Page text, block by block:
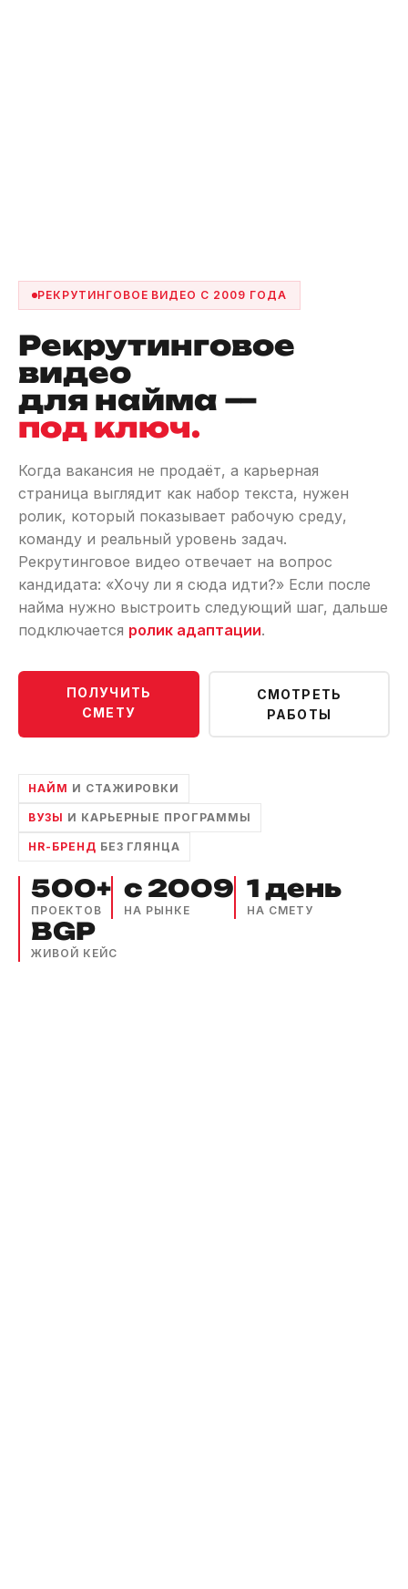
РЕКРУТИНГОВОЕ ВИДЕО С 2009 ГОДА
Рекрутинговое
видео
для найма —
под ключ.
Когда вакансия не продаёт, а карьерная
страница выглядит как набор текста, нужен
ролик, который показывает рабочую среду,
команду и реальный уровень задач.
Рекрутинговое видео отвечает на вопрос
кандидата: «Хочу ли я сюда идти?» Если после
найма нужно выстроить следующий шаг, дальше
подключается ролик адаптации.
ПОЛУЧИТЬ
СМЕТУ
СМОТРЕТЬ
РАБОТЫ
НАЙМ И СТАЖИРОВКИ
ВУЗЫ И КАРЬЕРНЫЕ ПРОГРАММЫ
HR-БРЕНД БЕЗ ГЛЯНЦА
500+
ПРОЕКТОВ
с 2009
НА РЫНКЕ
1 день
НА СМЕТУ
BGP
ЖИВОЙ КЕЙС